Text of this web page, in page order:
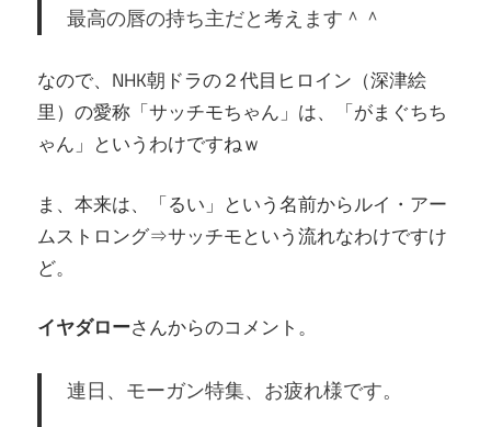
最高の唇の持ち主だと考えます＾＾
なので、NHK朝ドラの２代目ヒロイン（深津絵
里）の愛称「サッチモちゃん」は、「がまぐちち
ゃん」というわけですねｗ
ま、本来は、「るい」という名前からルイ・アー
ムストロング⇒サッチモという流れなわけですけ
ど。
イヤダローさんからのコメント。
連日、モーガン特集、お疲れ様です。